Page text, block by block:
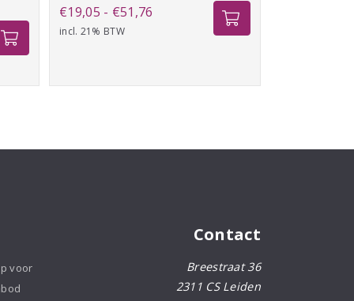
€19,05 - €51,76
incl. 21% BTW
voor
Contact
Breestraat 36
2311 CS Leiden